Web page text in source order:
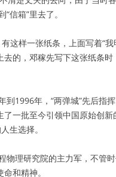
信箱”里去了。
这样一张纸条，上面写着“我
的，邓稼先写下这张纸条
到1996年，“两弹城”先后指
一批至今引领中国原始创
生选择。
物理研究院的主力军，不管
和精神。